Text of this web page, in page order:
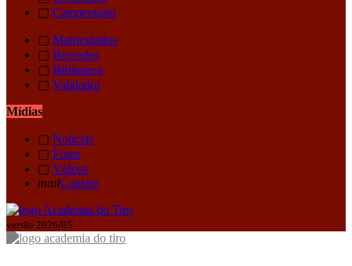
▢ Campeonato
▢ Matriculados
▢ Recordes
▢ Biblioteca
▢ Validador
Mídias
▢ Notícias
▢ Fotos
▢ Vídeos
mailContato
versão 2026/05